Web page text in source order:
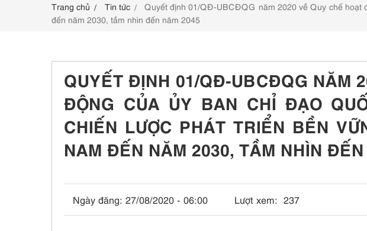
Trang chủ Tin tức
Quyết định 01/QĐ-UBCĐQG năm 2020 về Quy chế hoạt
đến năm 2030, tầm nhìn đến năm 2045
QUYẾT ĐỊNH 01/QĐ-UBCĐQG NĂM
ĐỘNG CỦA ỦY BAN CHỈ ĐẠO
CHIẾN LƯỢC PHÁT TRIỂN BỀN
NAM ĐẾN NĂM 2030, TẦM NHÌN
Ngày đăng: 27/08/2020 - 06:00 Lượt xem: 237